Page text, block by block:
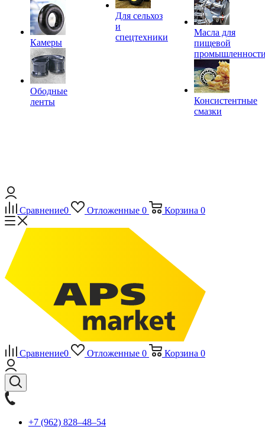
Камеры
Ободные
ленты
Для сельхоз
и
спецтехники
Масла для
пищевой
Консистентные
смазки
Сравнение0 Отложенные 0 Корзина 0
Сравнение0 Отложенные 0 Корзина 0
+7 (962) 828‒48‒54